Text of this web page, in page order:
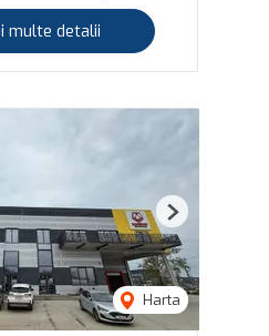
multe detalii
Harta
Next